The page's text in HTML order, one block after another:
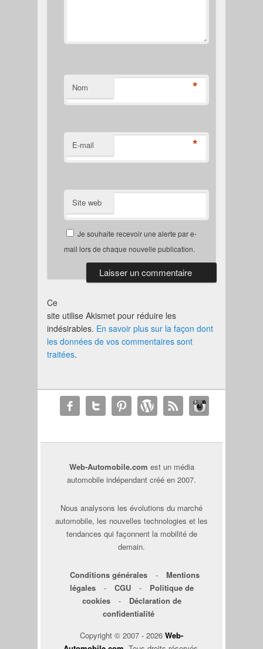
Nom *
E-mail *
Site web
Je souhaite recevoir une alerte par e-
mail lors de chaque nouvelle publication.
Ce
site utilise Akismet pour réduire les
indésirables. En savoir plus sur la façon dont
les données de vos commentaires sont
traitées.
Web-Automobile.com est un média
automobile indépendant créé en 2007.
Nous analysons les évolutions du marché
automobile, les nouvelles technologies et les
tendances qui façonnent la mobilité de
demain.
Conditions générales -
Mentions
légales
- CGU -
Politique de
cookies
-
Déclaration de
confidentialité
Copyright © 2007 - 2026 Web-